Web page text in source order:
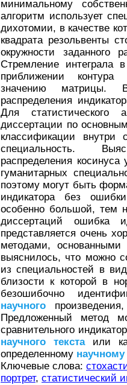
минимальному
алгоритм использует
дихотомии, в качестве
квадрата резольвенты
окружности заданного
Стремление интеграла в
приближении контура
значению матрицы.
распределения
Для статистического
диссертации по
классификации
специальность.
распределения
гуманитарных
поэтому могут быть
индикатора без
особенно большой, тем
диссертаций ошибка
представляется очень
методами, основанными
выяснилось, что можно
из специальностей в
близости к которой в
безошибочно
научного
Предложенный метод
сравнительного
научного
текстаили
определенному научному
Ключевые слова:
портрет, статистический